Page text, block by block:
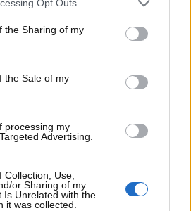
Opt Outs
the Sharing of my
the Sale of my
processing my
Advertising.
Use,
or Sharing of my
Is Unrelated with the
it was collected.
le motorizzazioni elettrificate
si estendono al piano
consumi
. Una vettura
permette di accedere a livelli
e di emissioni ridotte tipici
beneficiando al tempo
più contenuto
nuovo. In molti
queste vetture godono di
su determinate aree,
integralmente al nuovo